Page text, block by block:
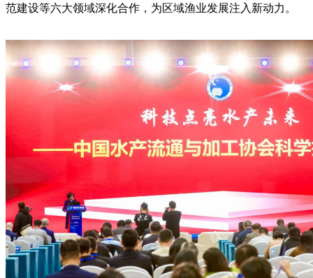
范建设等六大领域深化合作，为区域渔业发展注入新动力。